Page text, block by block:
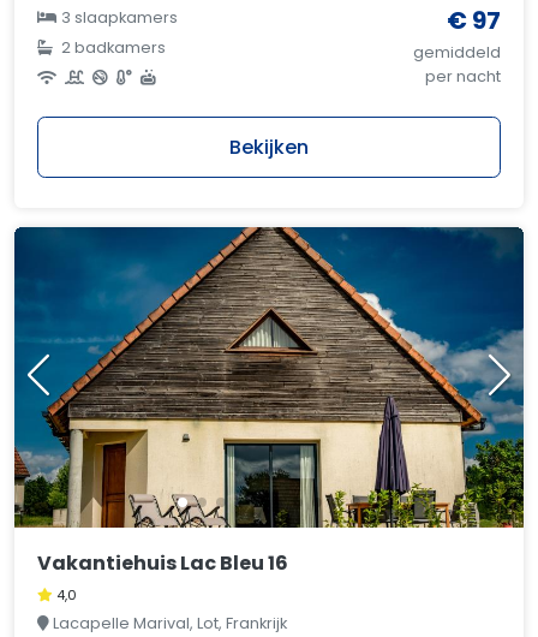
3 slaapkamers
2 badkamers
€ 97
gemiddeld
per nacht
Bekijken
Vakantiehuis Lac Bleu 16
4,0
Lacapelle Marival, Lot, Frankrijk